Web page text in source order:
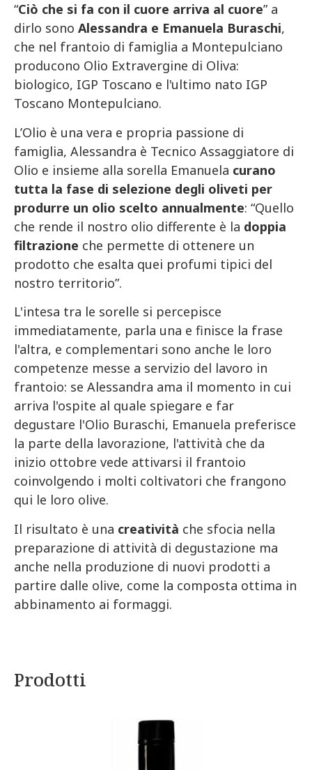
“Ciò che si fa con il cuore arriva al cuore” a
dirlo sono Alessandra e Emanuela Buraschi,
che nel frantoio di famiglia a Montepulciano
producono Olio Extravergine di Oliva:
biologico, IGP Toscano e l'ultimo nato IGP
Toscano Montepulciano.
L’Olio è una vera e propria passione di
famiglia, Alessandra è Tecnico Assaggiatore di
Olio e insieme alla sorella Emanuela curano
tutta la fase di selezione degli oliveti per
produrre un olio scelto annualmente: “Quello
che rende il nostro olio differente è la doppia
filtrazione che permette di ottenere un
prodotto che esalta quei profumi tipici del
nostro territorio”.
L'intesa tra le sorelle si percepisce
immediatamente, parla una e finisce la frase
l'altra, e complementari sono anche le loro
competenze messe a servizio del lavoro in
frantoio: se Alessandra ama il momento in cui
arriva l'ospite al quale spiegare e far
degustare l'Olio Buraschi, Emanuela preferisce
la parte della lavorazione, l'attività che da
inizio ottobre vede attivarsi il frantoio
coinvolgendo i molti coltivatori che frangono
qui le loro olive.
Il risultato è una creatività che sfocia nella
preparazione di attività di degustazione ma
anche nella produzione di nuovi prodotti a
partire dalle olive, come la composta ottima in
abbinamento ai formaggi.
Prodotti